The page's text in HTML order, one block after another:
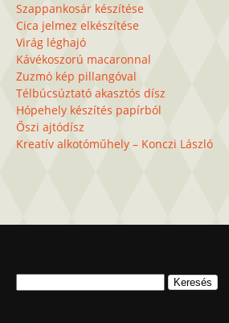
Szappankosár készítése
Cica jelmez elkészítése
Virág léghajó
Kávékoszorú macaronnal
Zuzmó kép pillangóval
Télbúcsúztató akasztós dísz
Hópehely készítés papírból
Őszi ajtódísz
Kreatív alkotóműhely – Konczi László